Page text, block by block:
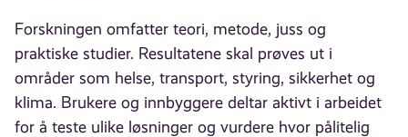
Forskningen omfatter teori, metode, juss og
praktiske studier. Resultatene skal prøves ut i
områder som helse, transport, styring, sikkerhet og
klima. Brukere og innbyggere deltar aktivt i arbeidet
for å teste ulike løsninger og vurdere hvor pålitelig